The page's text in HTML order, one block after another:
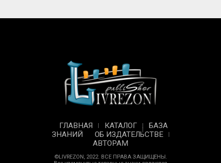
ГЛАВНАЯ КАТАЛОГ
БАЗА
ЗНАНИЙ
ОБ ИЗДАТЕЛЬСТВЕ
АВТОРАМ
©LIVREZON, 2022. ВСЕ ПРАВА ЗАЩИЩЕНЫ.